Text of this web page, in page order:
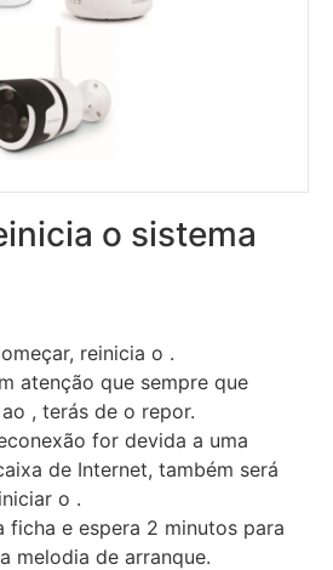
o sistema
reinicia o .
atenção que sempre que
, terás de o repor.
for devida a uma
de Internet, também será
o .
ficha e espera 2 minutos para
melodia de arranque.